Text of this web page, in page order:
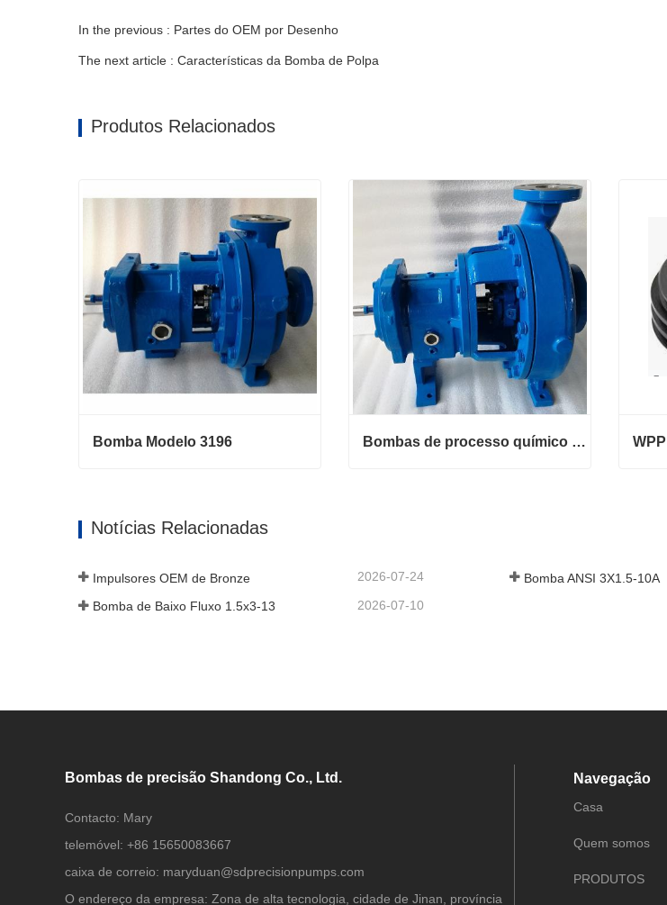
In the previous : Partes do OEM por Desenho
The next article : Características da Bomba de Polpa
Produtos Relacionados
Bomba Modelo 3196 Bombas de processo químico modelo 3196
Notícias Relacionadas
Impulsores OEM de Bronze 2026-07-24 Bomba ANSI 3X1.5-10A
Bomba de Baixo Fluxo 1.5x3-13 2026-07-10
Bombas de precisão Shandong Co., Ltd.
Contacto: Mary
telemóvel: +86 15650083667
caixa de correio: maryduan@sdprecisionpumps.com
O endereço da empresa: Zona de alta tecnologia, cidade de Jinan, província
Navegação
Casa
Quem somos
PRODUTOS